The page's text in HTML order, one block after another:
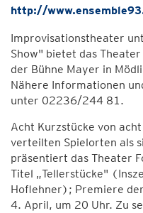
http://
Improvisationstheater
Show" bietet das
der Bühne Mayer in
Nähere Informationen
unter 02236/244 81.
Acht Kurzstücke von
verteilten Spielorten als
präsentiert das Theater
Titel „Tellerstücke"
Hoflehner); Premiere
4. April, um 20 Uhr. Zu